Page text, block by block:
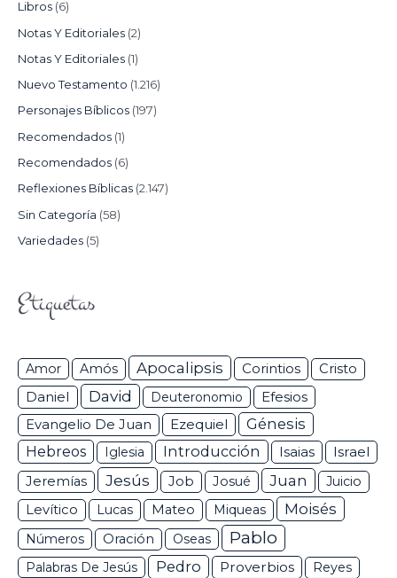
Libros (6)
Notas Y Editoriales (2)
Notas Y Editoriales (1)
Nuevo Testamento (1.216)
Personajes Bíblicos (197)
Recomendados (1)
Recomendados (6)
Reflexiones Bíblicas (2.147)
Sin Categoría (58)
Variedades (5)
Etiquetas
Amor Amós Apocalipsis Corintios Cristo
Daniel David Deuteronomio Efesios
Evangelio De Juan Ezequiel
Génesis
Hebreos
Iglesia Introducción Isaias Israel
Jeremías Jesús Job Josué Juan
Juicio
Levítico
Lucas Mateo Miqueas Moisés
Números Oración Oseas Pablo
Palabras De Jesús Pedro Proverbios Reyes